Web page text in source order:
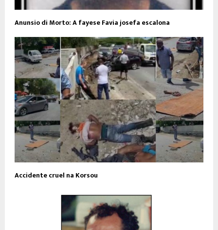
Anunsio di Morto: A fayese Favia josefa escalona
Accidente cruel na Korsou